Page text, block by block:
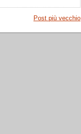
Post più vecchio